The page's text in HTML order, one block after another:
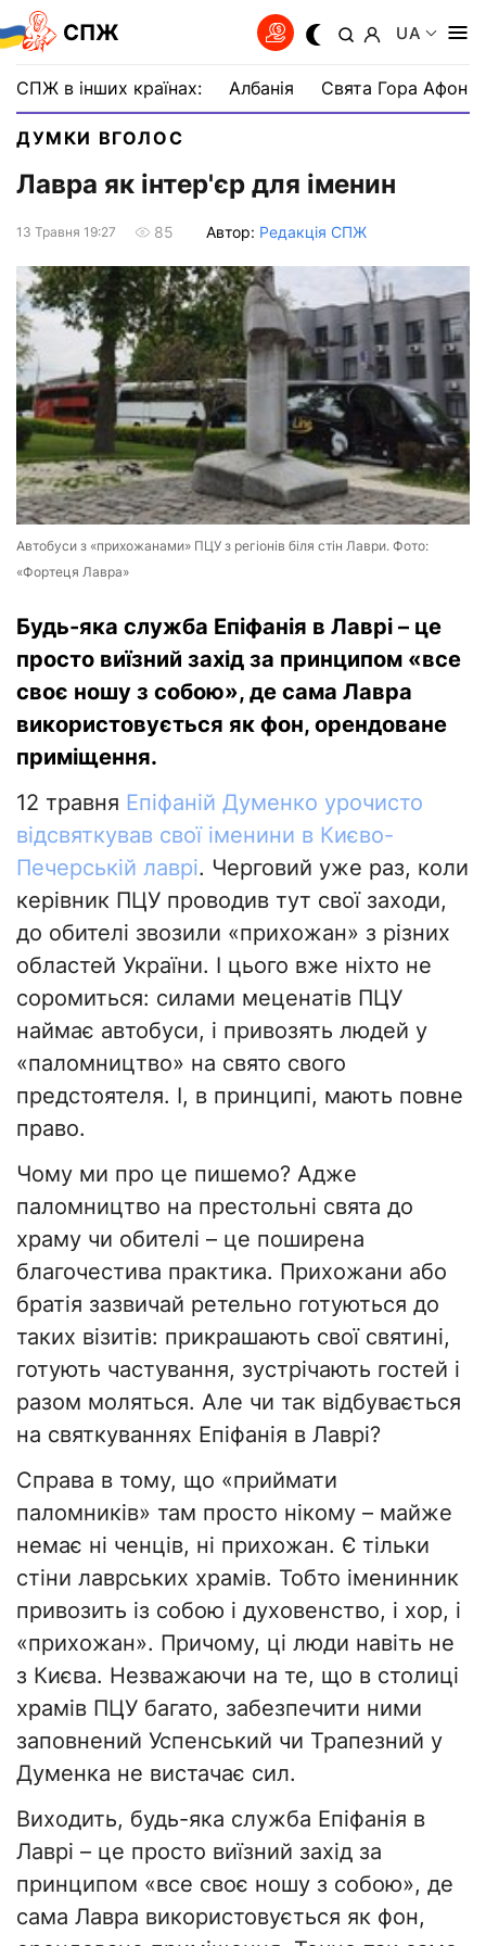
СПЖ UA
СПЖ в інших країнах: Албанія Свята Гора Афон
ДУМКИ ВГОЛОС
Лавра як інтер'єр для іменин
13 Травня 19:27 85 Автор: Редакція СПЖ
Автобуси з «прихожанами» ПЦУ з регіонів біля стін Лаври. Фото:
«Фортеця Лавра»
Будь-яка служба Епіфанія в Лаврі – це
просто виїзний захід за принципом «все
своє ношу з собою», де сама Лавра
використовується як фон, орендоване
приміщення.
12 травня Епіфаній Думенко урочисто
відсвяткував свої іменини в Києво-
Печерській лаврі. Черговий уже раз, коли
керівник ПЦУ проводив тут свої заходи,
до обителі звозили «прихожан» з різних
областей України. І цього вже ніхто не
соромиться: силами меценатів ПЦУ
наймає автобуси, і привозять людей у
«паломництво» на свято свого
предстоятеля. І, в принципі, мають повне
право.
Чому ми про це пишемо? Адже
паломництво на престольні свята до
храму чи обителі – це поширена
благочестива практика. Прихожани або
братія зазвичай ретельно готуються до
таких візитів: прикрашають свої святині,
готують частування, зустрічають гостей і
разом моляться. Але чи так відбувається
на святкуваннях Епіфанія в Лаврі?
Справа в тому, що «приймати
паломників» там просто нікому – майже
немає ні ченців, ні прихожан. Є тільки
стіни лаврських храмів. Тобто іменинник
привозить із собою і духовенство, і хор, і
«прихожан». Причому, ці люди навіть не
з Києва. Незважаючи на те, що в столиці
храмів ПЦУ багато, забезпечити ними
заповнений Успенський чи Трапезний у
Думенка не вистачає сил.
Виходить, будь-яка служба Епіфанія в
Лаврі – це просто виїзний захід за
принципом «все своє ношу з собою», де
сама Лавра використовується як фон,